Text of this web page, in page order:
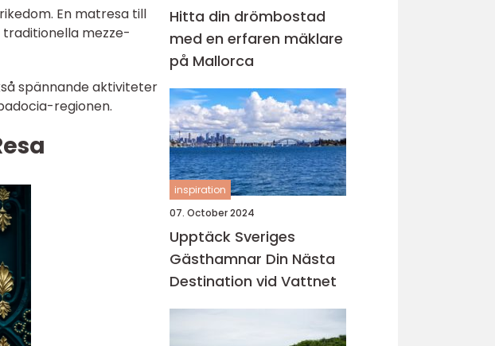
En matresa till
mezze-
spännande aktiviteter
regionen.
Hitta din drömbostad
med en erfaren mäklare
på Mallorca
inspiration
07. October 2024
Upptäck Sveriges
Gästhamnar Din Nästa
Destination vid Vattnet